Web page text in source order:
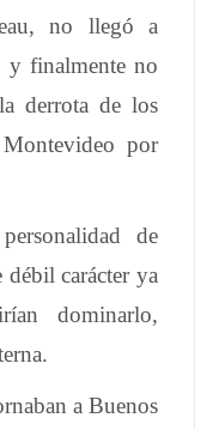
no llegó a
y finalmente no
derrota de los
por
de
débil carácter ya
dominarlo,
a Buenos